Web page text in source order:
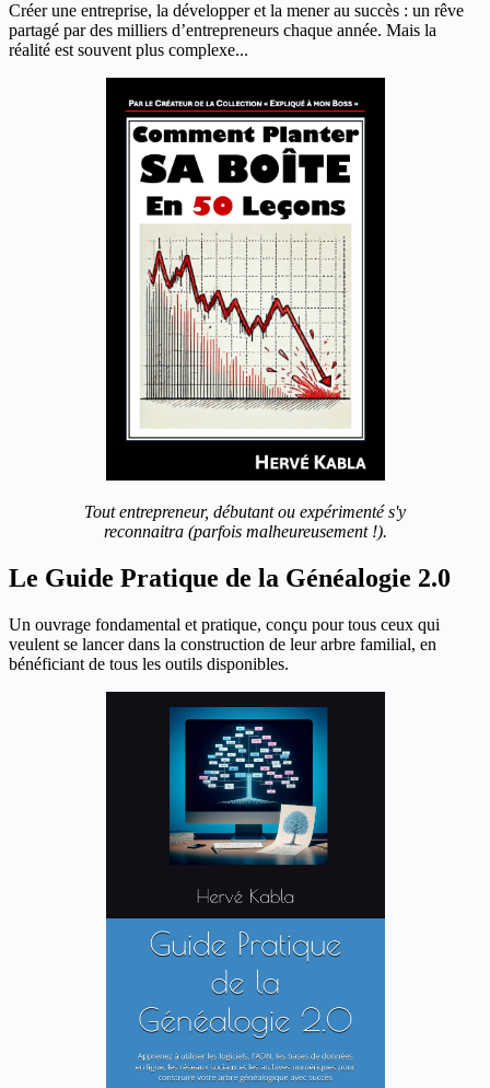
Créer une entreprise, la développer et la mener au succès : un rêve
partagé par des milliers d’entrepreneurs chaque année. Mais la
réalité est souvent plus complexe...
Tout entrepreneur, débutant ou expérimenté s'y
reconnaitra (parfois malheureusement !).
Le Guide Pratique de la Généalogie 2.0
Un ouvrage fondamental et pratique, conçu pour tous ceux qui
veulent se lancer dans la construction de leur arbre familial, en
bénéficiant de tous les outils disponibles.